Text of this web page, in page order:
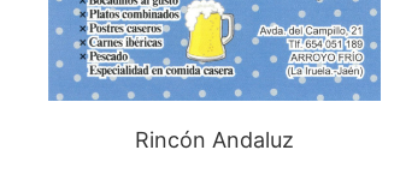
Rincón Andaluz